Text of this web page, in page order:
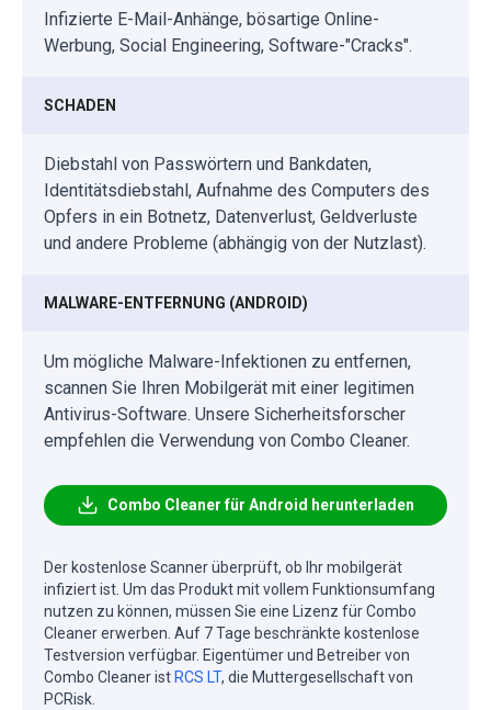
Infizierte E-Mail-Anhänge, bösartige Online-
Werbung, Social Engineering, Software-"Cracks".
SCHADEN
Diebstahl von Passwörtern und Bankdaten,
Identitätsdiebstahl, Aufnahme des Computers des
Opfers in ein Botnetz, Datenverlust, Geldverluste
und andere Probleme (abhängig von der Nutzlast).
MALWARE-ENTFERNUNG (ANDROID)
Um mögliche Malware-Infektionen zu entfernen,
scannen Sie Ihren Mobilgerät mit einer legitimen
Antivirus-Software. Unsere Sicherheitsforscher
empfehlen die Verwendung von Combo Cleaner.
Combo Cleaner für Android herunterladen
Der kostenlose Scanner überprüft, ob Ihr mobilgerät
infiziert ist. Um das Produkt mit vollem Funktionsumfang
nutzen zu können, müssen Sie eine Lizenz für Combo
Cleaner erwerben. Auf 7 Tage beschränkte kostenlose
Testversion verfügbar. Eigentümer und Betreiber von
Combo Cleaner istRCS LT, die Muttergesellschaft von
PCRisk.